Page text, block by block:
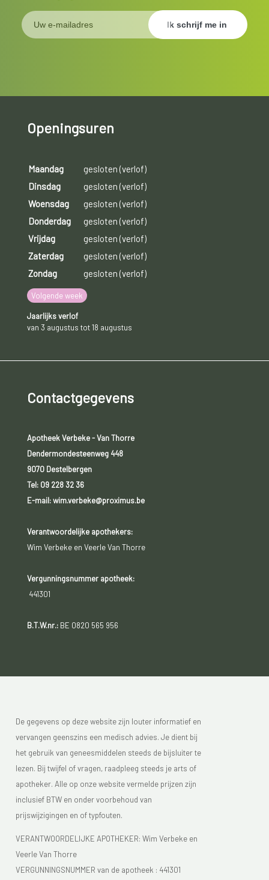
Openingsuren
Maandag
gesloten (verlof)
Dinsdag
gesloten (verlof)
Woensdag
gesloten (verlof)
Donderdag
gesloten (verlof)
Vrijdag
gesloten (verlof)
Zaterdag
gesloten (verlof)
Zondag
gesloten (verlof)
Volgende week
Jaarlijks verlof
van 3 augustus tot 18 augustus
Contactgegevens
Apotheek Verbeke - Van Thorre
Dendermondesteenweg 448
9070 Destelbergen
Tel: 09 228 32 36
E-mail: wim.verbeke@proximus.be
Verantwoordelijke apothekers:
Wim Verbeke en Veerle Van Thorre
Vergunningsnummer apotheek:
441301
B.T.W.nr.:BE 0820 565 956
De gegevens op deze website zijn louter informatief en
vervangen geenszins een medisch advies. Je dient bij
het gebruik van geneesmiddelen steeds de bijsluiter te
lezen. Bij twijfel of vragen, raadpleeg steeds je arts of
apotheker. Alle op onze website vermelde prijzen zijn
inclusief BTW en onder voorbehoud van
prijswijzigingen en of typfouten.
VERANTWOORDELIJKE APOTHEKER: Wim Verbeke en
Veerle Van Thorre
VERGUNNINGSNUMMER van de apotheek : 441301